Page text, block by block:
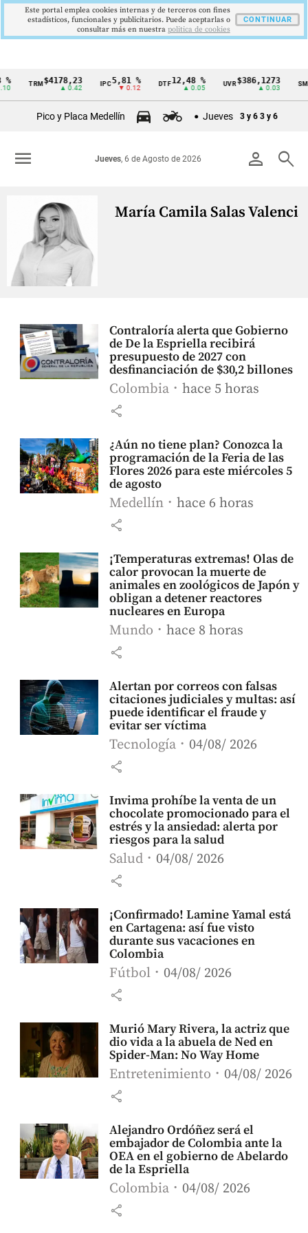
Cintillo
Colombia
TRM$4178,23
▲ 0.42
IPC5,81 %
▼ 0.12
DTF12,48 %
▲ 0.05
UVR$386,1273
▲ 0.03
Pico y Placa Medellín Jueves 3 y 6 3 y 6
person search
Jueves, 6 de Agosto de 2026
menu
María Camila Salas Valencia
Contraloría alerta que Gobierno
de De la Espriella recibirá
presupuesto de 2027 con
desfinanciación de $30,2 billones
Colombia hace 5 horas
share
¿Aún no tiene plan? Conozca la
programación de la Feria de las
Flores 2026 para este miércoles 5
de agosto
Medellín hace 6 horas
share
¡Temperaturas extremas! Olas de
calor provocan la muerte de
animales en zoológicos de Japón y
obligan a detener reactores
nucleares en Europa
Mundo hace 8 horas
share
Alertan por correos con falsas
citaciones judiciales y multas: así
puede identificar el fraude y
evitar ser víctima
Tecnología 04/08/ 2026
share
Invima prohíbe la venta de un
chocolate promocionado para el
estrés y la ansiedad: alerta por
riesgos para la salud
Salud 04/08/ 2026
share
¡Confirmado! Lamine Yamal está
en Cartagena: así fue visto
durante sus vacaciones en
Colombia
Fútbol 04/08/ 2026
share
Murió Mary Rivera, la actriz que
dio vida a la abuela de Ned en
Spider-Man: No Way Home
Entretenimiento 04/08/ 2026
share
Alejandro Ordóñez será el
embajador de Colombia ante la
OEA en el gobierno de Abelardo
de la Espriella
Colombia 04/08/ 2026
share
Este portal emplea cookies internas y de terceros con fines
estadísticos, funcionales y publicitarios. Puede aceptarlas o
consultar más en nuestra politica de cookies
CONTINUAR